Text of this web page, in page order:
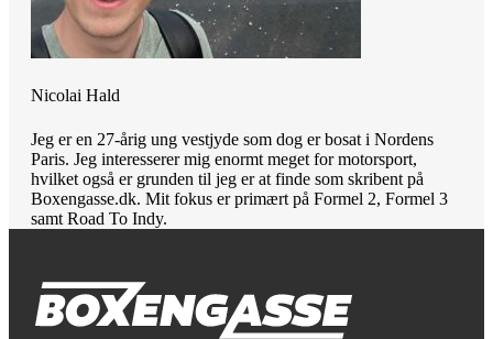
Nicolai Hald
Jeg er en 27-årig ung vestjyde som dog er bosat i Nordens
Paris. Jeg interesserer mig enormt meget for motorsport,
hvilket også er grunden til jeg er at finde som skribent på
Boxengasse.dk. Mit fokus er primært på Formel 2, Formel 3
samt Road To Indy.